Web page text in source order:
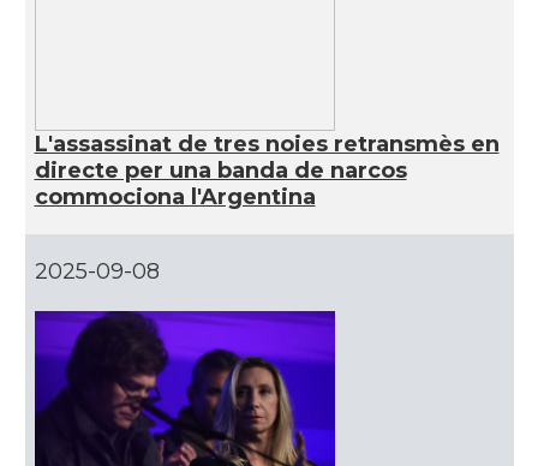
L'assassinat de tres noies retransmès en
directe per una banda de narcos
commociona l'Argentina
2025-09-08